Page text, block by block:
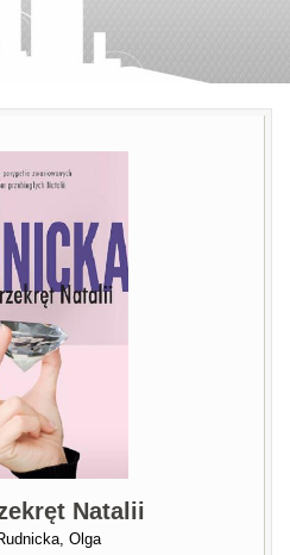
Natalii
Olga